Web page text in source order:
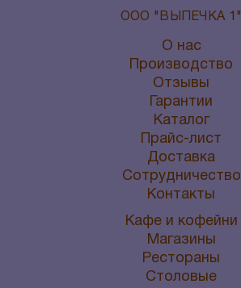
ООО "ВЫПЕЧКА 1"
О нас
Производство
Отзывы
Гарантии
Каталог
Прайс-лист
Доставка
Сотрудничество
Контакты
Кафе и кофейни
Магазины
Рестораны
Столовые